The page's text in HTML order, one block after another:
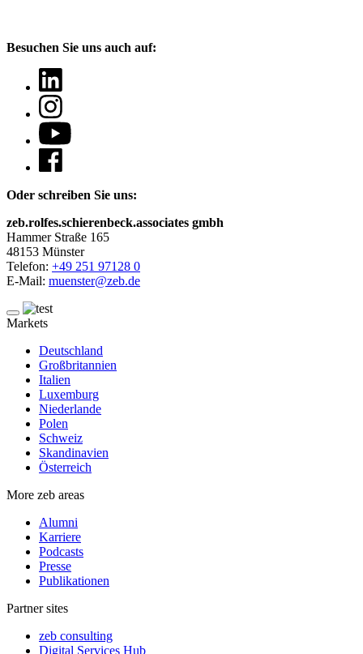
Besuchen Sie uns auch auf:
Oder schreiben Sie uns:
zeb.rolfes.schierenbeck.associates gmbh
Hammer Straße 165
48153 Münster
Telefon: +49 251 97128 0
E-Mail: muenster@zeb.de
Markets
Deutschland
Großbritannien
Italien
Luxemburg
Niederlande
Polen
Schweiz
Skandinavien
Österreich
More zeb areas
Alumni
Karriere
Podcasts
Presse
Publikationen
Partner sites
zeb consulting
Digital Services Hub